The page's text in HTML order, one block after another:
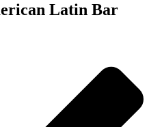
Latin Bar